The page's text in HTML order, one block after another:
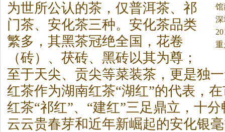
之
为世所公认的茶，仅普洱茶、祁
门茶、安化茶三种。安化茶品类
繁多，其黑茶冠绝全国，花卷
（砖）、茯砖、黑砖以其为尊；
至于天尖、贡尖等菜装茶，更是独
红茶作为湖南红茶“湖红”的代表，
红茶“祁红”、“建红”三足鼎立，十
云云贵春芽和近年新崛起的安化银